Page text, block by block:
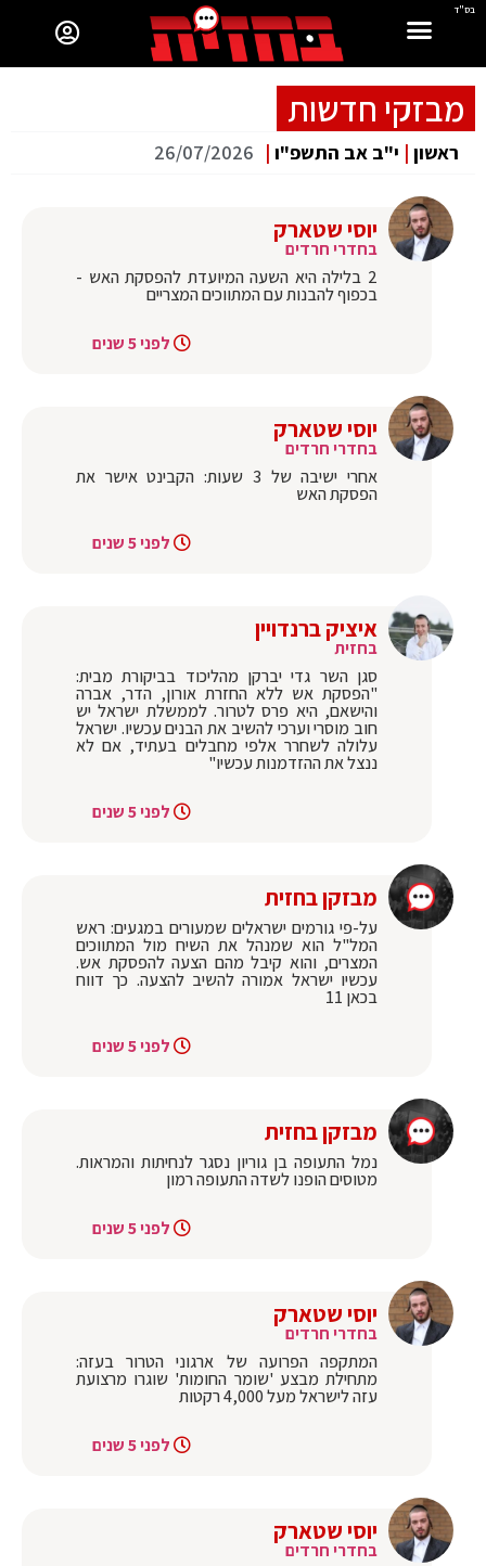
בס"ד
מבזקי חדשות
ראשון | י"ב אב התשפ"ו |
26/07/2026
יוסי שטארק
בחדרי חרדים
2 בלילה היא השעה המיועדת להפסקת האש -
בכפוף להבנות עם המתווכים המצריים
לפני 5 שנים
יוסי שטארק
בחדרי חרדים
אחרי ישיבה של 3 שעות: הקבינט אישר את
הפסקת האש
לפני 5 שנים
איציק ברנדויין
בחזית
סגן השר גדי יברקן מהליכוד בביקורת מבית:
"‏הפסקת אש ללא החזרת אורון, הדר, אברה
והישאם, היא פרס לטרור. לממשלת ישראל יש
חוב מוסרי וערכי להשיב את הבנים עכשיו. ישראל
עלולה לשחרר אלפי מחבלים בעתיד, אם לא
ננצל את ההזדמנות עכשיו"
לפני 5 שנים
מבזקן בחזית
‏על-פי גורמים ישראלים שמעורים במגעים: ראש
המל"ל הוא שמנהל את השיח מול המתווכים
המצרים, והוא קיבל מהם הצעה להפסקת אש.
עכשיו ישראל אמורה להשיב להצעה. כך דווח
בכאן 11
לפני 5 שנים
מבזקן בחזית
נמל התעופה בן גוריון נסגר לנחיתות והמראות.
מטוסים הופנו לשדה התעופה רמון
לפני 5 שנים
יוסי שטארק
בחדרי חרדים
המתקפה הפרועה של ארגוני הטרור בעזה:
מתחילת מבצע 'שומר החומות' שוגרו מרצועת
עזה לישראל מעל 4,000 רקטות
לפני 5 שנים
יוסי שטארק
בחדרי חרדים